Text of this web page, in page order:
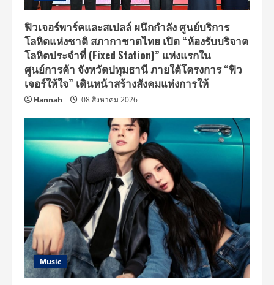
ฟิวเจอร์พาร์คและสเปลล์ ผนึกกำลัง ศูนย์บริการ
โลหิตแห่งชาติ สภากาชาดไทย เปิด “ห้องรับบริจาค
โลหิตประจำที่ (Fixed Station)” แห่งแรกใน
ศูนย์การค้า จังหวัดปทุมธานี ภายใต้โครงการ “ฟิว
เจอร์ให้ใจ” เดินหน้าสร้างสังคมแห่งการให้
Hannah 08 สิงหาคม 2026
Music